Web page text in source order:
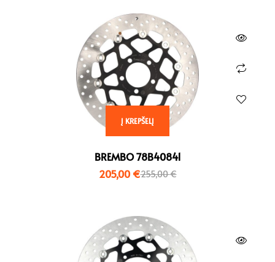
Į KREPŠELĮ
BREMBO 78B40841
255,00€
205,00 €